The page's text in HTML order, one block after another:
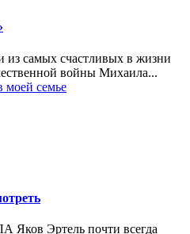
из самых счастливых в жизни
войны Михаила...
моей семье
Яков Эртель почти всегда